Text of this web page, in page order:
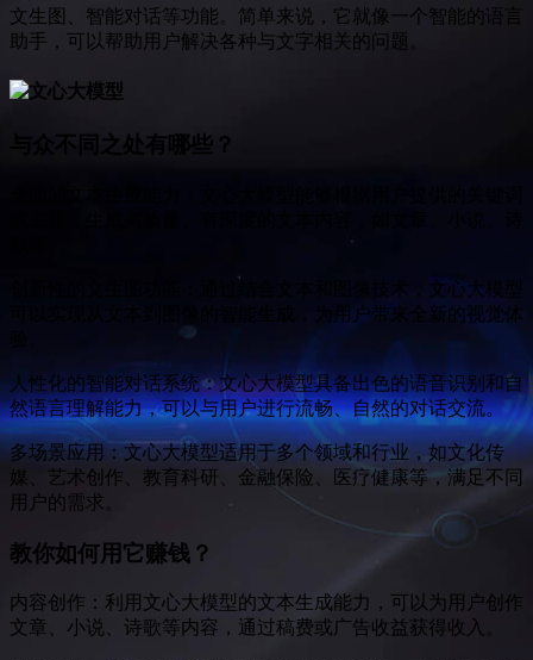
文生图、智能对话等功能。简单来说，它就像一个智能的语言
助手，可以帮助用户解决各种与文字相关的问题。
与众不同之处有哪些？
创新性的文生图功能：通过结合文本和图像技术，文心大模型
可以实现从文本到图像的智能生成，为用户带来全新的视觉体
人性化的智能对话系统：文心大模型具备出色的语音识别和自
然语言理解能力，可以与用户进行流畅、自然的对话交流。
多场景应用：文心大模型适用于多个领域和行业，如文化传
媒、艺术创作、教育科研、金融保险、医疗健康等，满足不同
用户的需求。
教你如何用它赚钱？
内容创作：利用文心大模型的文本生成能力，可以为用户创作
文章、小说、诗歌等内容，通过稿费或广告收益获得收入。